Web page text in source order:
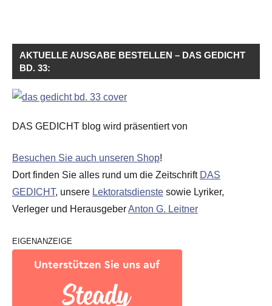
AKTUELLE AUSGABE BESTELLEN – DAS GEDICHT
BD. 33:
DAS GEDICHT blog wird präsentiert von
Besuchen Sie auch unseren Shop!
Dort finden Sie alles rund um die Zeitschrift DAS
GEDICHT, unsere Lektoratsdienste sowie Lyriker,
Verleger und HerausgeberAnton G. Leitner
EIGENANZEIGE